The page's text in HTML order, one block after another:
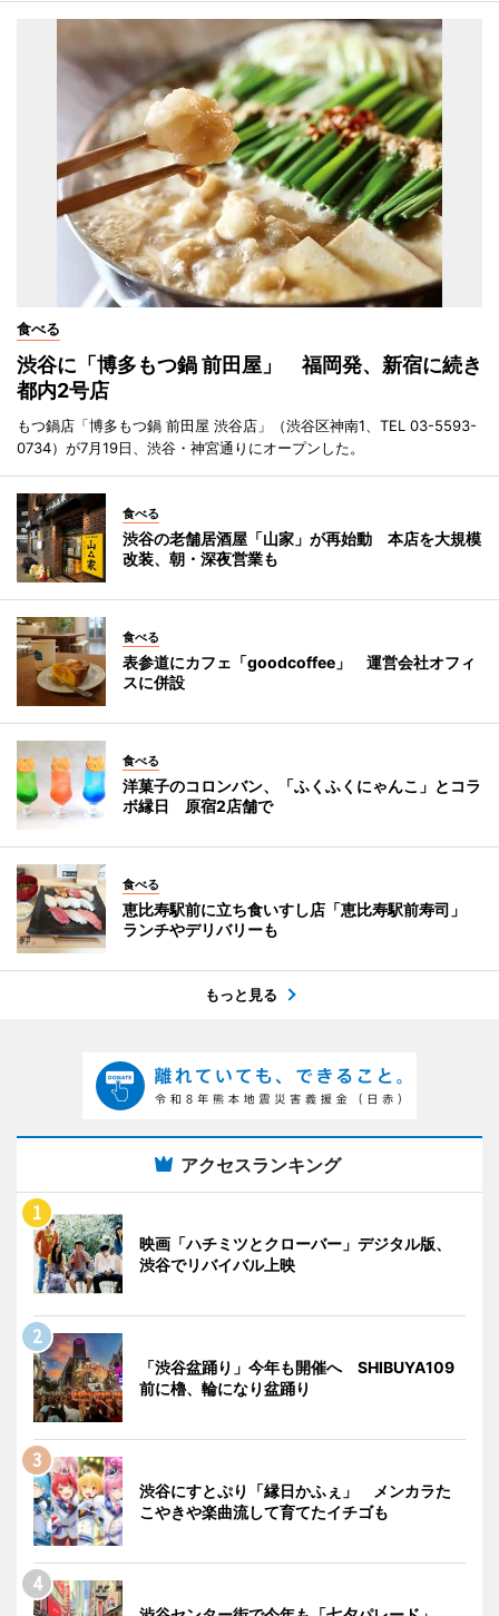
食べる
渋谷に「博多もつ鍋 前田屋」 福岡発、新宿に続き
都内2号店
もつ鍋店「博多もつ鍋 前田屋 渋谷店」（渋谷区神南1、TEL 03-5593-
0734）が7月19日、渋谷・神宮通りにオープンした。
食べる
渋谷の老舗居酒屋「山家」が再始動 本店を大規模
改装、朝・深夜営業も
食べる
表参道にカフェ「goodcoffee」 運営会社オフィ
スに併設
食べる
洋菓子のコロンバン、「ふくふくにゃんこ」とコラ
ボ縁日 原宿2店舗で
食べる
恵比寿駅前に立ち食いすし店「恵比寿駅前寿司」
ランチやデリバリーも
もっと見る
アクセスランキング
映画「ハチミツとクローバー」デジタル版、
渋谷でリバイバル上映
「渋谷盆踊り」今年も開催へ SHIBUYA109
前に櫓、輪になり盆踊り
渋谷にすとぷり「縁日かふぇ」 メンカラた
こやきや楽曲流して育てたイチゴも